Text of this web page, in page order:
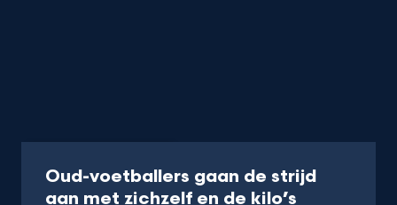
Oud-voetballers gaan de strijd
aan met zichzelf en de kilo’s